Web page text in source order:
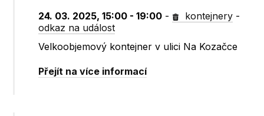
24. 03. 2025, 15:00 - 19:00 - kontejnery -
odkaz na událost
Velkoobjemový kontejner v ulici Na Kozačce
Přejít na více informací